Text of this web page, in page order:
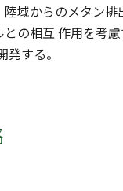
域からのメタン排
の相互 作用を考
する。